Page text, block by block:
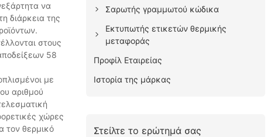
να
διάρκεια της
στους
58
με
αριθμού
χώρες
τον θερμικό
Σαρωτής γραμμωτού κώδικα
Εκτυπωτής ετικετών θερμικής
μεταφοράς
Προφίλ Εταιρείας
Ιστορία της μάρκας
Στείλτε το ερώτημά σας